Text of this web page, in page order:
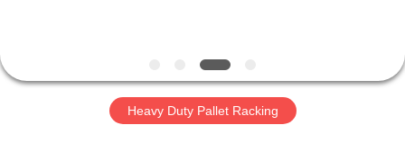
CONTROL
Heavy Duty Pallet Racking